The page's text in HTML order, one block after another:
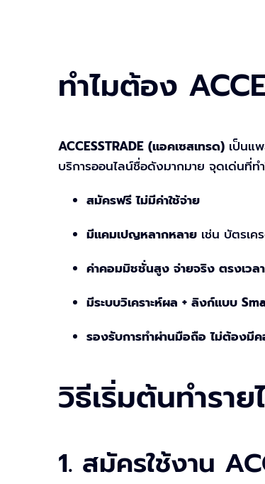
ทำไมต้อง
ACCESSTRADE (แอคเซสเทรด) เป็นแ
บริการออนไลน์ชื่อดังมากมาย จุดเด่นที่ทำ
สมัครฟรี ไม่มีค่าใช้จ่าย
มีแคมเปญหลากหลาย เช่น บัตรเ
ค่าคอมมิชชั่นสูง จ่ายจริง ตรงเวลา
มีระบบวิเคราะห์ผล + ลิงก์แบบ
รองรับการทำผ่านมือถือ ไม่ต้องมี
วิธีเริ่มต้นทำรา
1. สมัครใช้งาน